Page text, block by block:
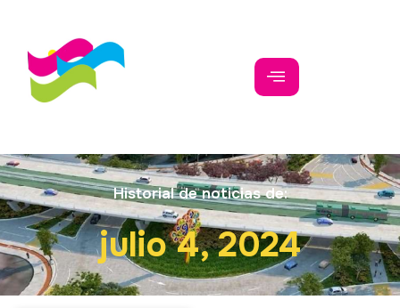
Historial de noticias de:
julio 4, 2024